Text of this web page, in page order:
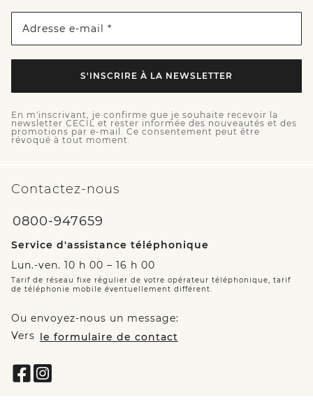
Adresse e-mail *
S'INSCRIRE À LA NEWSLETTER
En m'inscrivant, je confirme que je souhaite recevoir la
newsletter CECIL et rester informée des nouveautés et des
promotions par e-mail. Ce consentement peut être
révoqué à tout moment.
Contactez-nous
0800-947659
Service d'assistance téléphonique
Lun.-ven. 10 h 00 – 16 h 00
Tarif de réseau fixe régulier de votre opérateur téléphonique, tarif
de téléphonie mobile éventuellement différent.
Ou envoyez-nous un message:
Vers le formulaire de contact